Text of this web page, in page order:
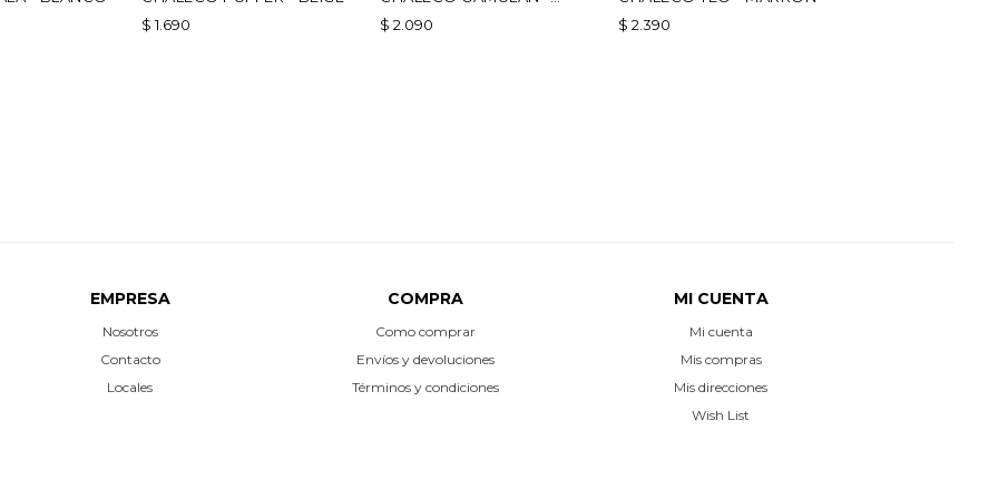
$ 1.690
MARRÓN
$ 2.090
$ 2.390
EMPRESA
Nosotros
Contacto
Locales
COMPRA
Como comprar
Envíos y devoluciones
Términos y condiciones
MI CUENTA
Mi cuenta
Mis compras
Mis direcciones
Wish List